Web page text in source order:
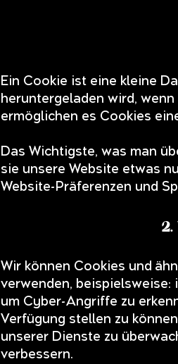
Ein Cookie ist eine kleine
heruntergeladen wird,
ermöglichen es Cookies
Das Wichtigste, was man
sie unsere Website etwas
Website-Präferenzen und
2.
Wir können Cookies und
verwenden, beispielsweise:
um Cyber-Angriffe zu
Verfügung stellen zu
unserer Dienste zu
verbessern.